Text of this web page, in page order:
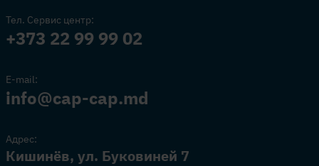
Тел. Сервис центр:
+373 22 99 99 02
E-mail:
info@cap-cap.md
Адрес:
Кишинёв, ул. Буковиней 7